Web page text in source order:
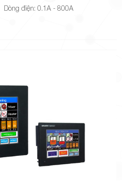
Dòng điện: 0.1A - 800A